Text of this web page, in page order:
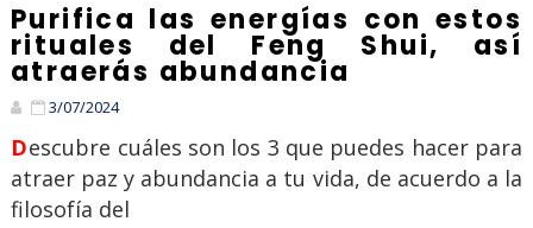
Purifica las energías con estos
rituales del Feng Shui, así
atraerás abundancia
3/07/2024
Descubre cuáles son los 3 que puedes hacer para
atraer paz y abundancia a tu vida, de acuerdo a la
filosofía del